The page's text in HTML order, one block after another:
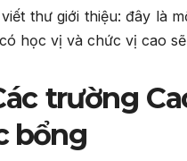
thư giới thiệu: đây là
học vị và chức vị cao
trường
bổng